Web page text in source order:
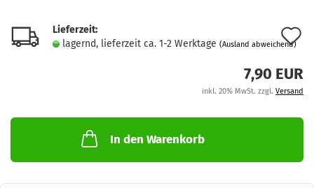
Lieferzeit:
lagernd, lieferzeit ca. 1-2 Werktage (Ausland abweichend)
7,90 EUR
inkl. 20% MwSt. zzgl. Versand
In den Warenkorb